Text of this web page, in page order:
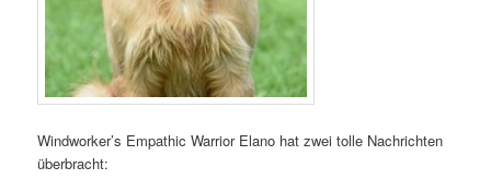
Windworker’s Empathic Warrior Elano hat zwei tolle Nachrichten
überbracht: